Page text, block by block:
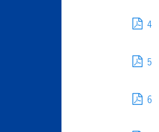
4
5
6